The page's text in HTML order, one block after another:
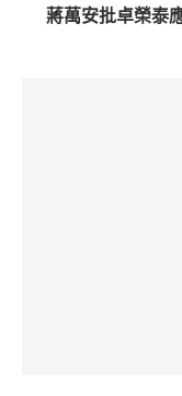
蔣萬安批卓榮泰